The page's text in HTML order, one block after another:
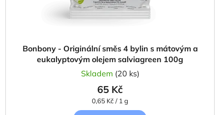
Bonbony - Originální směs 4 bylin s mátovým a
eukalyptovým olejem salviagreen 100g
Skladem (20 ks)
65 Kč
Měrná
cena:
0,65 Kč / 1 g